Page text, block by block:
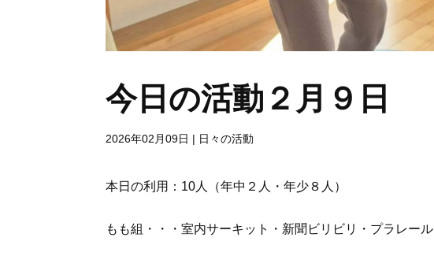
今日の活動２月９日
2026年02月09日 | 日々の活動
本日の利用：10人（年中２人・年少８人）
もも組・・・室内サーキット・新聞ビリビリ・プラレール